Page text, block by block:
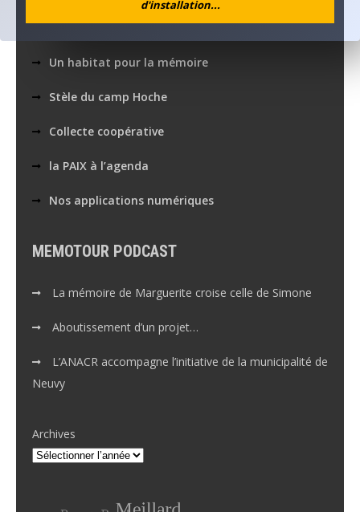
d'installation...
Publications récentes...
Un habitat pour la mémoire
Stèle du camp Hoche
Collecte coopérative
la PAIX à l’agenda
Nos applications numériques
MEMOTOUR PODCAST
La mémoire de Marguerite croise celle de Simone
Aboutissement d’un projet…
L’ANACR accompagne l’initiative de la municipalité de
Neuvy
Archives